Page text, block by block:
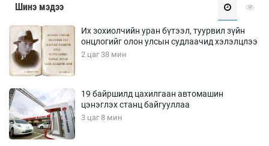
Шинэ мэдээ
Их зохиолчийн уран бүтээл, туурвил зүйн
онцлогийг олон улсын судлаачид хэлэлцлээ
2 цаг 38 мин
19 байршилд цахилгаан автомашин
цэнэглэх станц байгууллаа
3 цаг 8 мин